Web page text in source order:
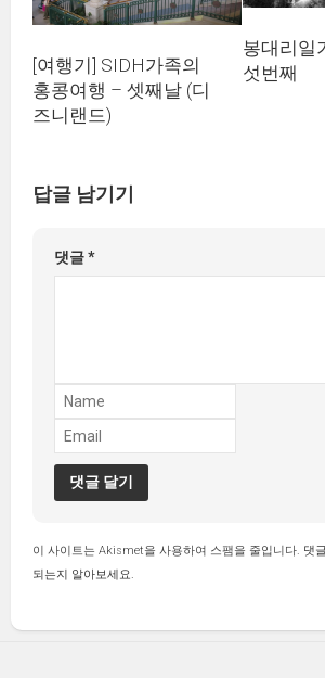
[여행기] SIDH가족의
홍콩여행 – 셋째날 (디
즈니랜드)
봉대리일
섯번째
답글 남기기
댓글*
이 사이트는 Akismet을 사용하여 스팸을 줄입니다. 댓
되는지 알아보세요.